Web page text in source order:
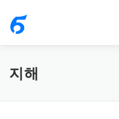
지해